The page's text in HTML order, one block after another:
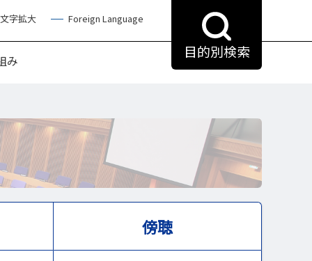
字拡大 Foreign Language
目的別検索
み
傍聴